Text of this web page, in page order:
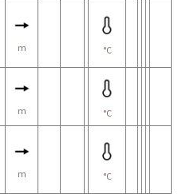
m °C
m
°C
m °C